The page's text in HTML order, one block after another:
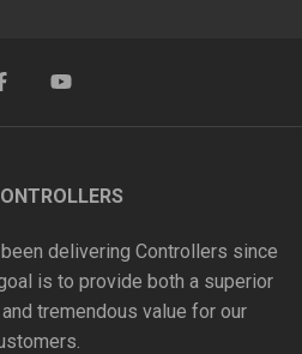
delivering Controllers since
is to provide both a superior
tremendous value for our